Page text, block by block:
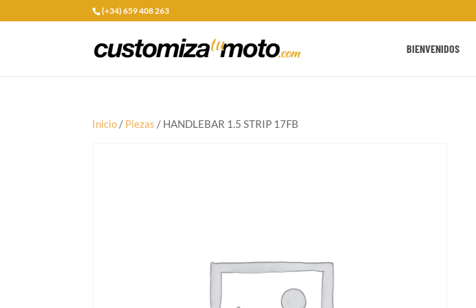
(+34) 659 408 263
BIENVENIDOS
Inicio / Piezas / HANDLEBAR 1.5 STRIP 17FB